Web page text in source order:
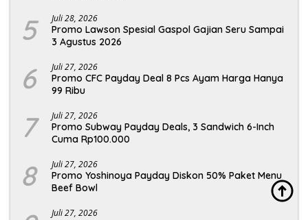
5 Juli 28, 2026
Promo Lawson Spesial Gaspol Gajian Seru Sampai
3 Agustus 2026
6 Juli 27, 2026
Promo CFC Payday Deal 8 Pcs Ayam Harga Hanya
99 Ribu
7 Juli 27, 2026
Promo Subway Payday Deals, 3 Sandwich 6-Inch
Cuma Rp100.000
8 Juli 27, 2026
Promo Yoshinoya Payday Diskon 50% Paket Menu
Beef Bowl
Juli 27, 2026